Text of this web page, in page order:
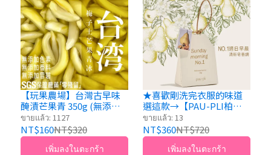
【玩果農場】台灣古早味
醃漬芒果青 350g (無添加
情人果推薦)
ขายแล้ว: 1127
NT$160NT$320
เพิ่มลงในตะกร้า
★喜歡剛洗完衣服的味道
選這款→【PAU-PLI柏樸
莉】質感空間香氛袋｜
NO.1:Sunday Morning週
日早晨 1ea*20g
ขายแล้ว: 13
NT$360NT$720
เพิ่มลงในตะกร้า